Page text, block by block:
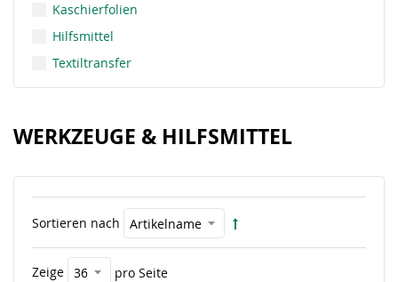
WERKZEUGE & HILFSMITTEL
Sortieren nach
Zeige pro Seite
Kaschierfolien
Hilfsmittel
Textiltransfer